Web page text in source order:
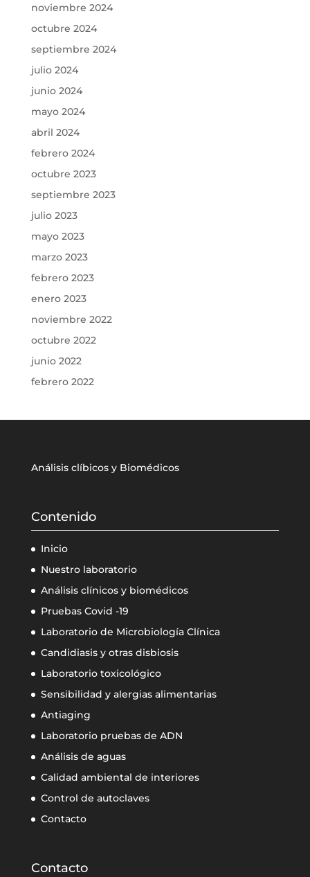
noviembre 2024
octubre 2024
septiembre 2024
julio 2024
junio 2024
mayo 2024
abril 2024
febrero 2024
octubre 2023
septiembre 2023
julio 2023
mayo 2023
marzo 2023
febrero 2023
enero 2023
noviembre 2022
octubre 2022
junio 2022
febrero 2022
Análisis clíbicos y Biomédicos
Contenido
Inicio
Nuestro laboratorio
Análisis clínicos y biomédicos
Pruebas Covid -19
Laboratorio de Microbiología Clínica
Candidiasis y otras disbiosis
Laboratorio toxicológico
Sensibilidad y alergias alimentarias
Antiaging
Laboratorio pruebas de ADN
Análisis de aguas
Calidad ambiental de interiores
Control de autoclaves
Contacto
Contacto